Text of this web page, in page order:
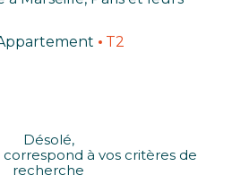
Appartement T2
Désolé,
à vos critères de
recherche